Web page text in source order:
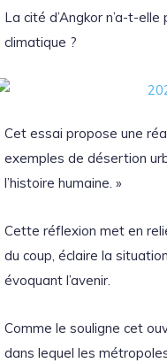
La cité d’Angkor n’a-t-
climatique ?
Cet essai propose une
exemples de désertion
l’histoire humaine. »
Cette réflexion met en
du coup, éclaire la
évoquant l’avenir.
Comme le souligne cet
dans lequel les